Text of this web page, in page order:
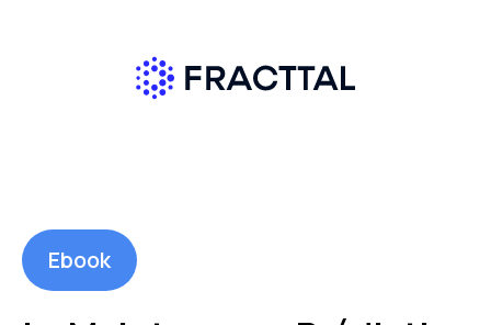
Ebook